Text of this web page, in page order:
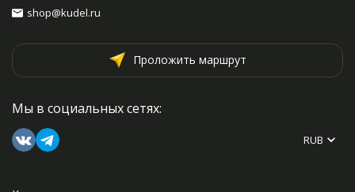
shop@kudel.ru
Проложить маршрут
Мы в социальных сетях:
RUB